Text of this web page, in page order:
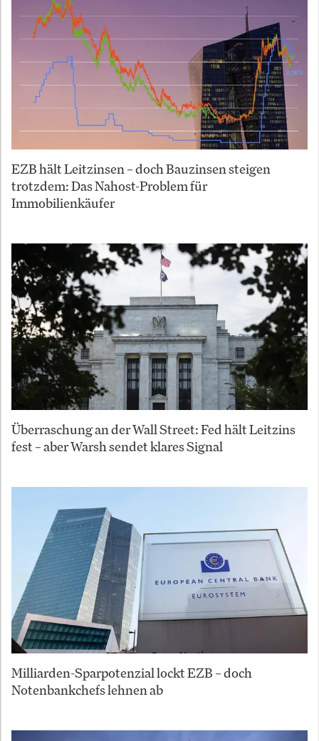
EZB hält Leitzinsen – doch Bauzinsen steigen
trotzdem: Das Nahost-Problem für
Immobilienkäufer
Überraschung an der Wall Street: Fed hält Leitzins
fest – aber Warsh sendet klares Signal
Milliarden-Sparpotenzial lockt EZB – doch
Notenbankchefs lehnen ab